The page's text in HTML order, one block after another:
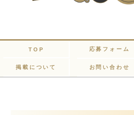
TOP 応募フォーム
掲載について お問い合わせ